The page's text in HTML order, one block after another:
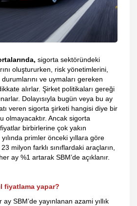
sigorta sektöründeki
oluştururken, risk yönetimlerini,
ve uymaları gereken
alırlar. Şirket politikaları gereği
Dolayısıyla bugün veya bu ay
veren sigorta şirketi hangisi diye bir
olmayacaktır. Ancak sigorta
birbirlerine çok yakın
primler önceki yıllara göre
milyon farklı sınıflardaki araçların,
ay %1 artarak SBM’de açıklanır.
fiyatlama yapar?
SBM’de yayınlanan azami yıllık